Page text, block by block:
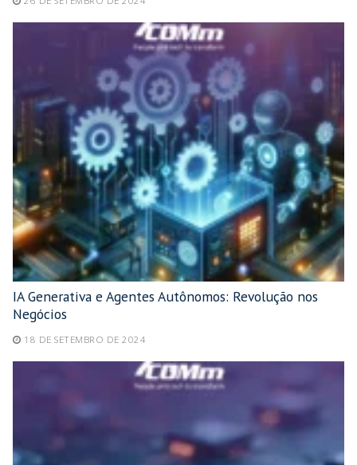
IA Generativa e Agentes Autônomos: Revolução nos
Negócios
18 DE SETEMBRO DE 2024